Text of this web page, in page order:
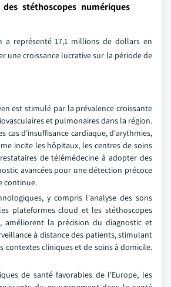
des stéthoscopes numériques
a représenté 17,1 millions de dollars en
une croissance lucrative sur la période de
est stimulé par la prévalence croissante
et pulmonaires dans la région.
cas d'insuffisance cardiaque, d'arythmies,
incite les hôpitaux, les centres de soins
de télémédecine à adopter des
avancées pour une détection précoce
continue.
y compris l'analyse des sons
plateformes cloud et les stéthoscopes
améliorent la précision du diagnostic et
à distance des patients, stimulant
contextes cliniques et de soins à domicile.
de santé favorables de l'Europe, les